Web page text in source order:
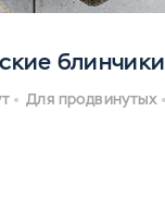
блинчики
Для продвинутых